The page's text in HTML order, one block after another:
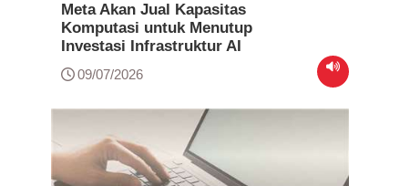
Meta Akan Jual Kapasitas
Komputasi untuk Menutup
Investasi Infrastruktur AI
09/07/2026